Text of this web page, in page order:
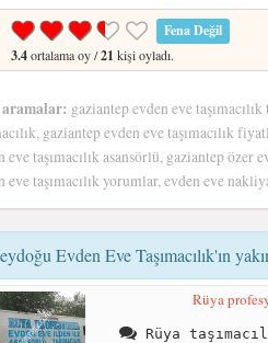
Fena Değil
3.4ortalama oy /21 kişi oyladı.
gaziantep evden eve
gaziantep evden eve taşımacılık
eve taşımacılık asansörlü, gaziantep özer
eve taşımacılık yorumlar, evden eve
Evden Eve Taşımacılık'ın
Rüya
Rüya